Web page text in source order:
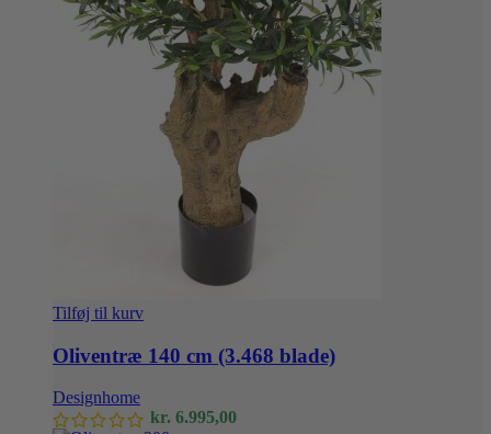
Tilføj til kurv
Oliventræ 140 cm (3.468 blade)
Designhome
kr. 6.995,00